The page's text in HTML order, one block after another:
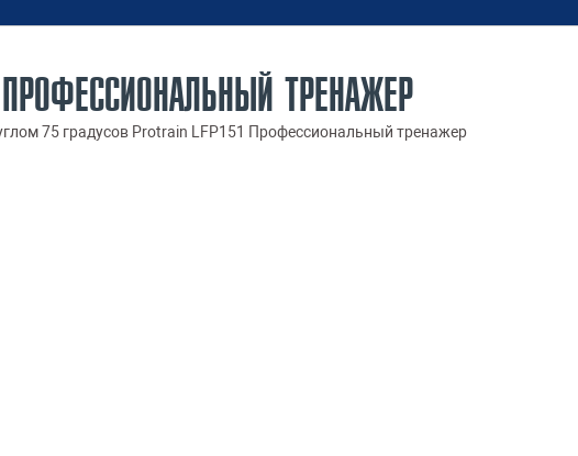
ТРЕНАЖЕР
75 градусов Protrain LFP151 Профессиональный тренажер